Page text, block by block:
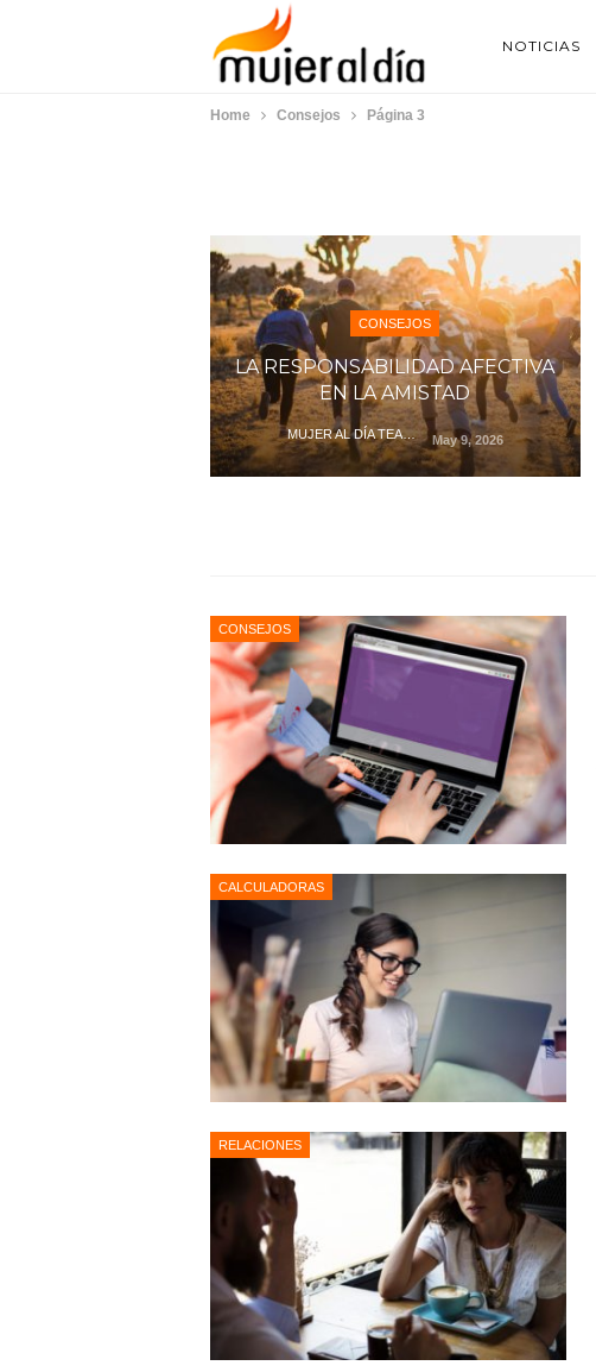
NOTICIAS
Home Consejos Página 3
CONSEJOS
LA RESPONSABILIDAD AFECTIVA
EN LA AMISTAD
MUJER AL DÍA TEAM May 9, 2026
CONSEJOS
CALCULADORAS
RELACIONES